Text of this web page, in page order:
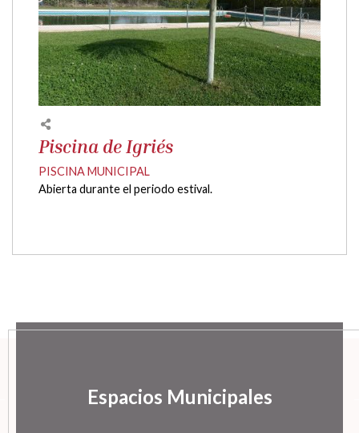
Piscina de Igriés
PISCINA MUNICIPAL
Abierta durante el periodo estival.
Espacios Municipales